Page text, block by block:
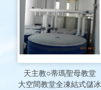
天主教○蒂瑪聖母教堂
大空間教堂全凍結式儲冰